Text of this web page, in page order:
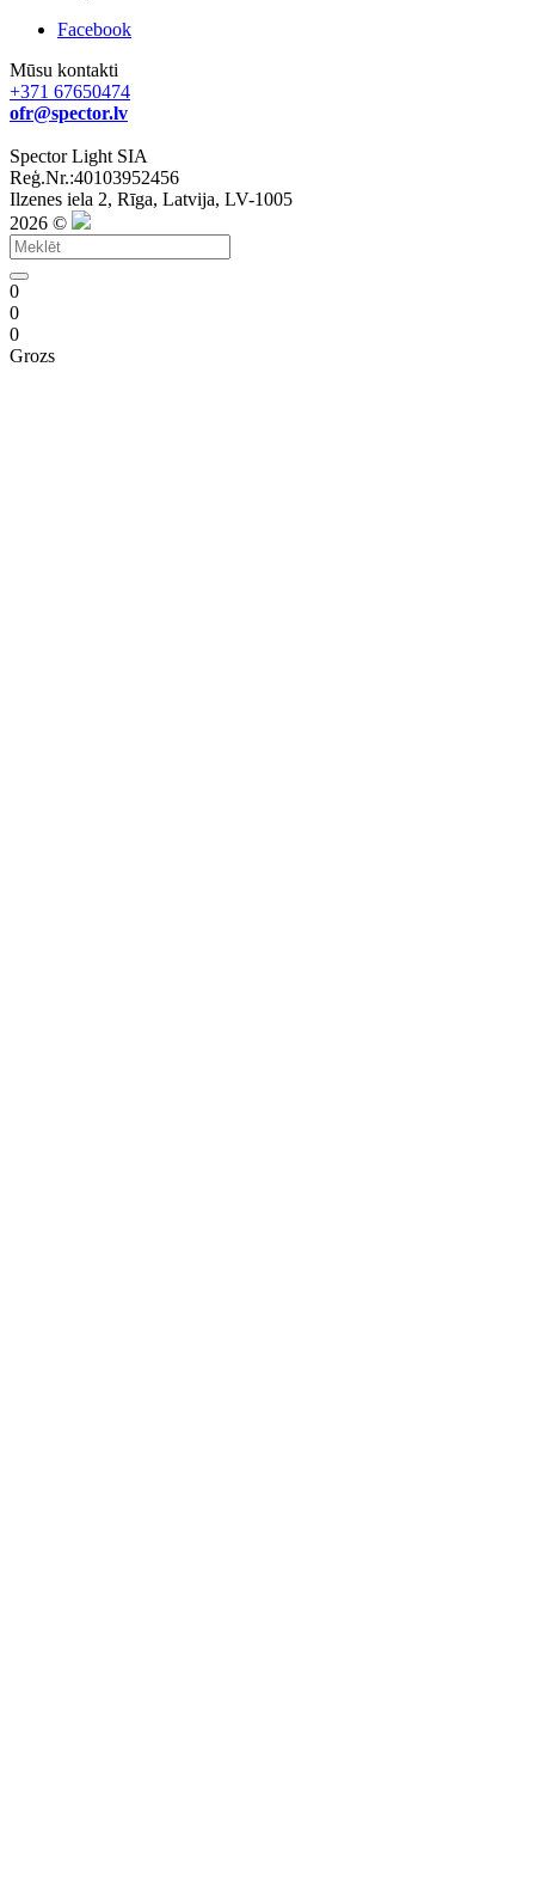
Facebook
Mūsu kontakti
+371 67650474
ofr@spector.lv
Spector Light SIA
Reģ.Nr.:40103952456
Ilzenes iela 2, Rīga, Latvija, LV-1005
2026 ©
0
0
0
Grozs